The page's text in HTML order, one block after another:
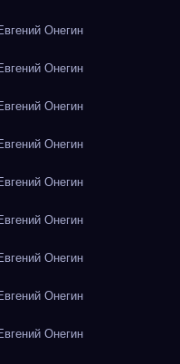
Онегин
Онегин
Онегин
Онегин
Онегин
Онегин
Онегин
Онегин
Онегин